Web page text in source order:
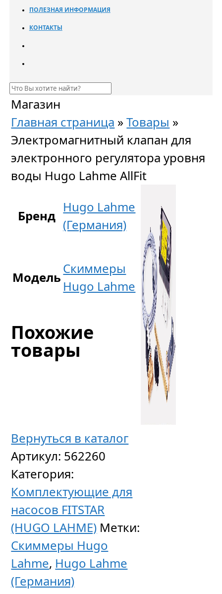
ПОЛЕЗНАЯ ИНФОРМАЦИЯ
КОНТАКТЫ
Магазин
Главная страница »Товары »
Электромагнитный клапан для
электронного регулятора уровня
воды Hugo Lahme AllFit
Вернуться в каталог
Артикул: 562260
Категория:
Комплектующие для
насосов FITSTAR
(HUGO LAHME) Метки:
Скиммеры Hugo
Lahme, Hugo Lahme
(Германия)
Бренд
Hugo Lahme
(Германия)
Модель
Скиммеры
Hugo Lahme
Похожие
товары